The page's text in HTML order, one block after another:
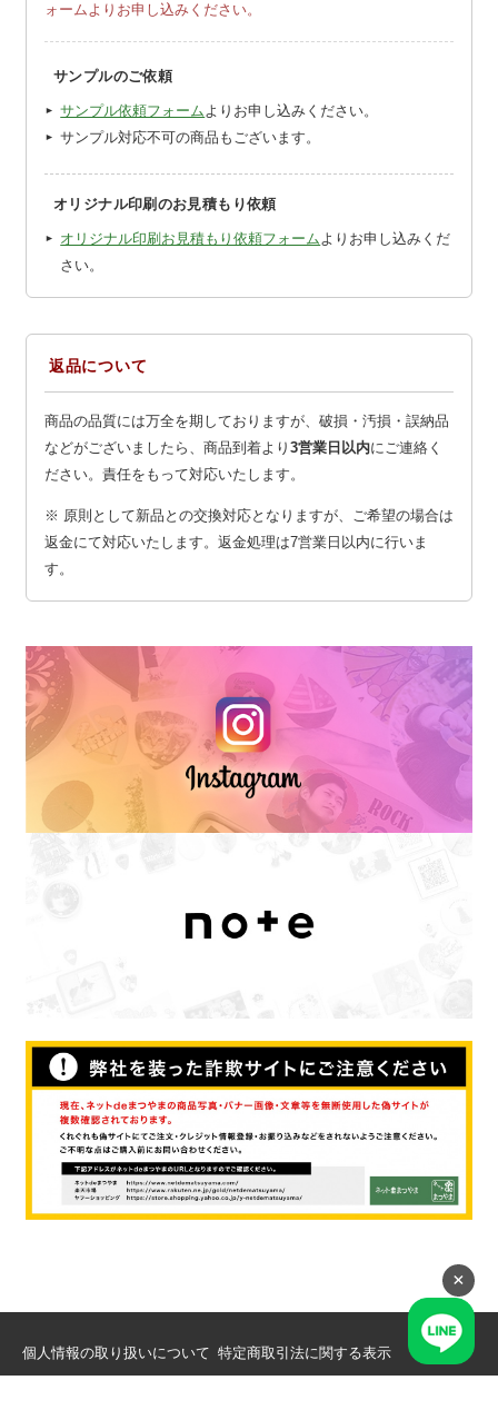
ォームよりお申し込みください。
サンプルのご依頼
サンプル依頼フォームよりお申し込みください。
サンプル対応不可の商品もございます。
オリジナル印刷のお見積もり依頼
オリジナル印刷お見積もり依頼フォームよりお申し込みくだ
さい。
返品について
商品の品質には万全を期しておりますが、破損・汚損・誤納品
などがございましたら、商品到着より 3営業日以内にご連絡く
ださい。責任をもって対応いたします。
※ 原則として新品との交換対応となりますが、ご希望の場合は
返金にて対応いたします。返金処理は7営業日以内に行いま
す。
個人情報の取り扱いについて 特定商取引法に関する表示
×